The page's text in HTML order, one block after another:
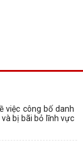
việc công bố danh
bị bãi bỏ lĩnh vực